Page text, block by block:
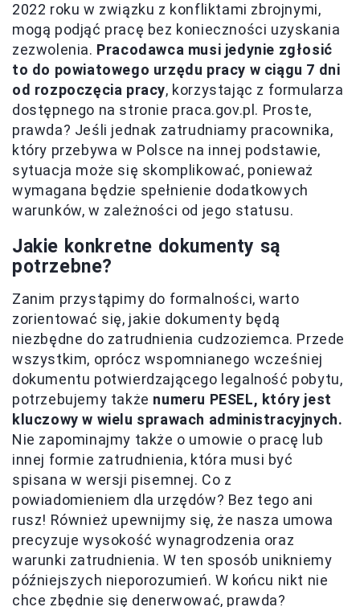
2022 roku w związku z konfliktami zbrojnymi,
mogą podjąć pracę bez konieczności uzyskania
zezwolenia. Pracodawca musi jedynie zgłosić
to do powiatowego urzędu pracy w ciągu 7 dni
od rozpoczęcia pracy, korzystając z formularza
dostępnego na stronie praca.gov.pl. Proste,
prawda? Jeśli jednak zatrudniamy pracownika,
który przebywa w Polsce na innej podstawie,
sytuacja może się skomplikować, ponieważ
wymagana będzie spełnienie dodatkowych
warunków, w zależności od jego statusu.
Jakie konkretne dokumenty są
potrzebne?
Zanim przystąpimy do formalności, warto
zorientować się, jakie dokumenty będą
niezbędne do zatrudnienia cudzoziemca. Przede
wszystkim, oprócz wspomnianego wcześniej
dokumentu potwierdzającego legalność pobytu,
potrzebujemy także numeru PESEL, który jest
kluczowy w wielu sprawach administracyjnych.
Nie zapominajmy także o umowie o pracę lub
innej formie zatrudnienia, która musi być
spisana w wersji pisemnej. Co z
powiadomieniem dla urzędów? Bez tego ani
rusz! Również upewnijmy się, że nasza umowa
precyzuje wysokość wynagrodzenia oraz
warunki zatrudnienia. W ten sposób unikniemy
późniejszych nieporozumień. W końcu nikt nie
chce zbędnie się denerwować, prawda?